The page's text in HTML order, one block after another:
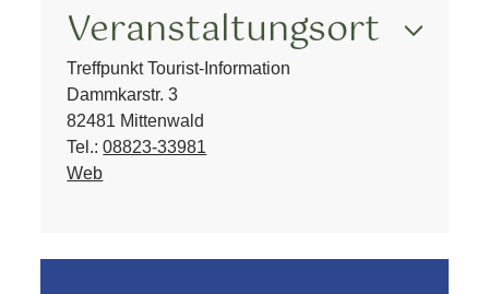
Veranstaltungsort
Treffpunkt Tourist-Information
Dammkarstr. 3
82481 Mittenwald
Tel.:08823-33981
Web